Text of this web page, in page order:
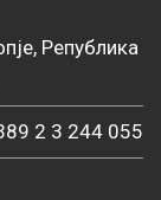
Република
2 3 244 055